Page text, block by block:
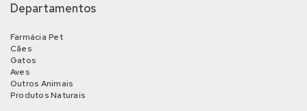
Departamentos
Farmácia Pet
Cães
Gatos
Aves
Outros Animais
Produtos Naturais